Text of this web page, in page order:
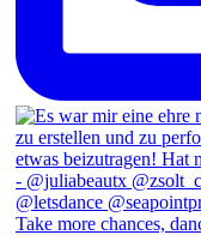
Take more chances,